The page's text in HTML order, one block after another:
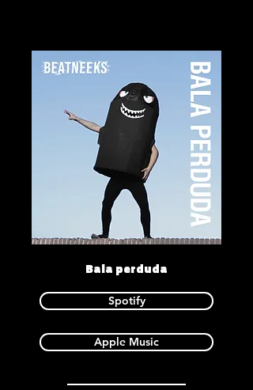
Bala perduda
Spotify
Apple Music